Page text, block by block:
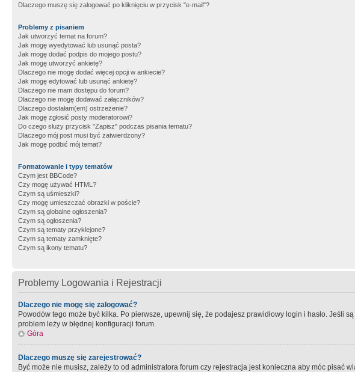
Dlaczego muszę się zalogować po kliknięciu w przycisk "e-mail"?
Problemy z pisaniem
Jak utworzyć temat na forum?
Jak mogę wyedytować lub usunąć posta?
Jak mogę dodać podpis do mojego postu?
Jak mogę utworzyć ankietę?
Dlaczego nie mogę dodać więcej opcji w ankiecie?
Jak mogę edytować lub usunąć ankietę?
Dlaczego nie mam dostępu do forum?
Dlaczego nie mogę dodawać załączników?
Dlaczego dostałam(em) ostrzeżenie?
Jak mogę zgłosić posty moderatorowi?
Do czego służy przycisk "Zapisz" podczas pisania tematu?
Dlaczego mój post musi być zatwierdzony?
Jak mogę podbić mój temat?
Formatowanie i typy tematów
Czym jest BBCode?
Czy mogę używać HTML?
Czym są uśmieszki?
Czy mogę umieszczać obrazki w poście?
Czym są globalne ogłoszenia?
Czym są ogłoszenia?
Czym są tematy przyklejone?
Czym są tematy zamknięte?
Czym są ikony tematu?
Problemy Logowania i Rejestracji
Dlaczego nie mogę się zalogować?
Powodów tego może być kilka. Po pierwsze, upewnij się, że podajesz prawidłowy login i hasło. Jeśli
problem leży w błędnej konfiguracji forum.
Góra
Dlaczego muszę się zarejestrować?
Być może nie musisz, zależy to od administratora forum czy rejestracja jest konieczna aby móc